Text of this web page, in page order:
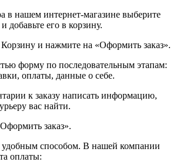
в нашем интернет-магазине выберите
добавьте его в корзину.
и нажмите на «Оформить заказ».
форму по последовательным этапам:
оплаты, данные о себе.
к заказу написать информацию,
вас найти.
заказ».
удобным способом. В нашей компании
оплаты: